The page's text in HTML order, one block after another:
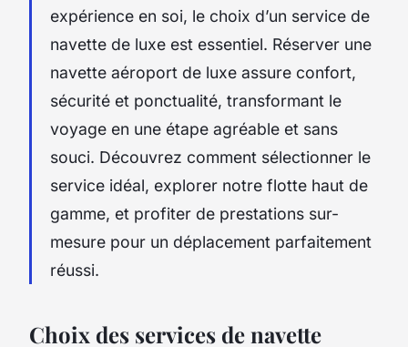
expérience en soi, le choix d’un service de
navette de luxe est essentiel. Réserver une
navette aéroport de luxe assure confort,
sécurité et ponctualité, transformant le
voyage en une étape agréable et sans
souci. Découvrez comment sélectionner le
service idéal, explorer notre flotte haut de
gamme, et profiter de prestations sur-
mesure pour un déplacement parfaitement
réussi.
Choix des services de navette